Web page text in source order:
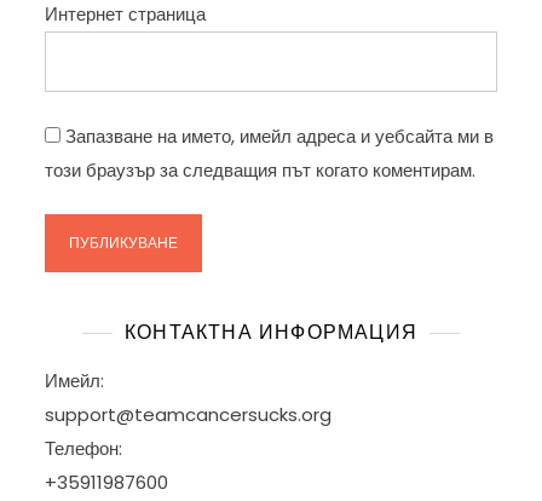
Интернет страница
Запазване на името, имейл адреса и уебсайта ми в
този браузър за следващия път когато коментирам.
КОНТАКТНА ИНФОРМАЦИЯ
Имейл:
support@teamcancersucks.org
Телефон:
+35911987600